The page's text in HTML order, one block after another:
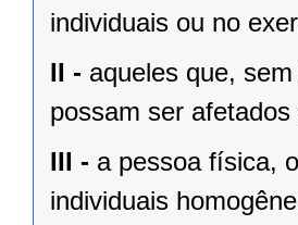
individuais ou no
II - aqueles que,
possam ser
III - a pessoa física,
individuais